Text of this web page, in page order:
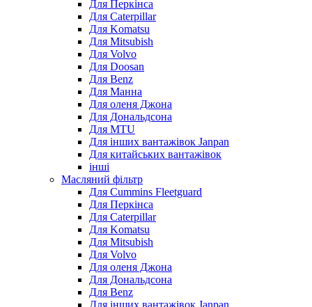
Для Перкінса
Для Caterpillar
Для Komatsu
Для Mitsubish
Для Volvo
Для Doosan
Для Benz
Для Манна
Для оленя Джона
Для Дональдсона
Для MTU
Для інших вантажівок Janpan
Для китайських вантажівок
інші
Масляний фільтр
Для Cummins Fleetguard
Для Перкінса
Для Caterpillar
Для Komatsu
Для Mitsubish
Для Volvo
Для оленя Джона
Для Дональдсона
Для Benz
Для інших вантажівок Janpan